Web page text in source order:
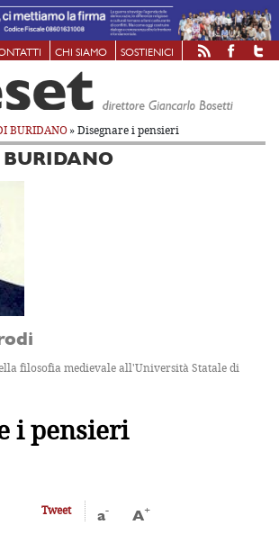
CHI SIAMO SOSTIENICI
BURIDANO» Disegnare i pensieri
filosofia medievale all'Università Statale di
i pensieri
Tweet a- A+